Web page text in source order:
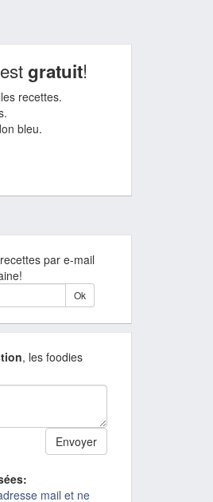
gratuit!
recettes.
bleu.
par e-mail
, les foodies
mail et ne